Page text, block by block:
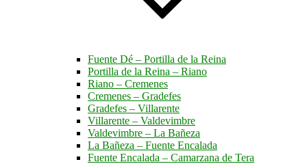
Fuente Dé – Portilla de la Reina
Portilla de la Reina – Riano
Riano – Cremenes
Cremenes – Gradefes
Gradefes – Villarente
Villarente – Valdevimbre
Valdevimbre – La Bañeza
La Bañeza – Fuente Encalada
Fuente Encalada – Camarzana de Tera